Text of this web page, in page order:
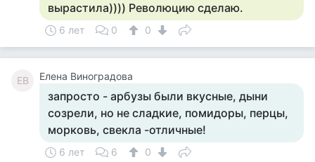
вырастила)))) Революцию сделаю.
6 лет 0 0
ЕВ Елена Виноградова
запросто - арбузы были вкусные, дыни
созрели, но не сладкие, помидоры, перцы,
морковь, свекла -отличные!
6 лет 6
0